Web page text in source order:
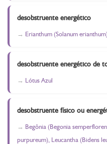
desobstruente energético
Erianthum (Solanum
desobstruente energético de
Lótus Azul
desobstruente físico ou
Begônia (Begonia
purpureum), Leucantha (Bidens